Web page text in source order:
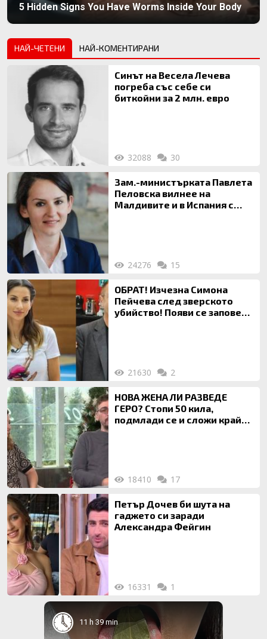
5 Hidden Signs You Have Worms Inside Your Body
НАЙ-ЧЕТЕНИ НАЙ-КОМЕНТИРАНИ
Синът на Весела Лечева
погреба със себе си
биткойни за 2 млн. евро
32088 30
Зам.-министърката Павлета
Пеловска вилнее на
Малдивите и в Испания с
24276 15
ОБРАТ! Изчезна Симона
Пейчева след зверското
убийство! Появи се заповед
21630 2
НОВА ЖЕНА ЛИ РАЗВЕДЕ
ГЕРО? Стопи 50 кила,
подмлади се и сложи край
18410 17
Петър Дочев би шута на
гаджето си заради
Александра Фейгин
16331 1
11 h 39 min